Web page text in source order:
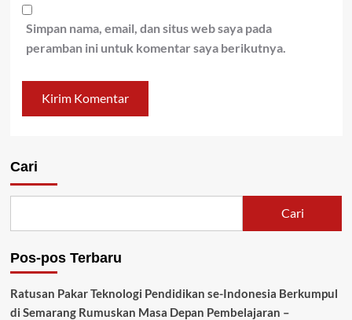
Simpan nama, email, dan situs web saya pada
peramban ini untuk komentar saya berikutnya.
Cari
Cari
Pos-pos Terbaru
Ratusan Pakar Teknologi Pendidikan se-Indonesia Berkumpul
di Semarang Rumuskan Masa Depan Pembelajaran –